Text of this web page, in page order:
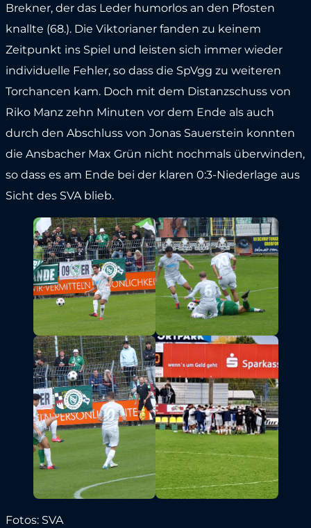
Brekner, der das Leder humorlos an den Pfosten
knallte (68.). Die Viktorianer fanden zu keinem
Zeitpunkt ins Spiel und leisten sich immer wieder
individuelle Fehler, so dass die SpVgg zu weiteren
Torchancen kam. Doch mit dem Distanzschuss von
Riko Manz zehn Minuten vor dem Ende als auch
durch den Abschluss von Jonas Sauerstein konnten
die Ansbacher Max Grün nicht nochmals überwinden,
so dass es am Ende bei der klaren 0:3-Niederlage aus
Sicht des SVA blieb.
Fotos: SVA